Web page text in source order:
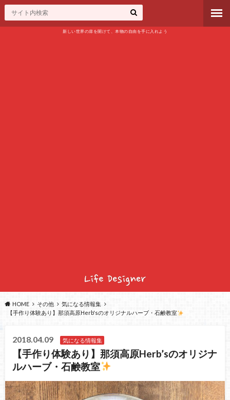
新しい世界の扉を開けて、本物の自由を手に入れよう
HOME その他
気になる情報集
【手作り体験あり】那須高原Herb'sのオリジナルハーブ・石鹸教室
2018.04.09 気になる情報集
【手作り体験あり】那須高原Herb’sのオリジナ
ルハーブ・石鹸教室